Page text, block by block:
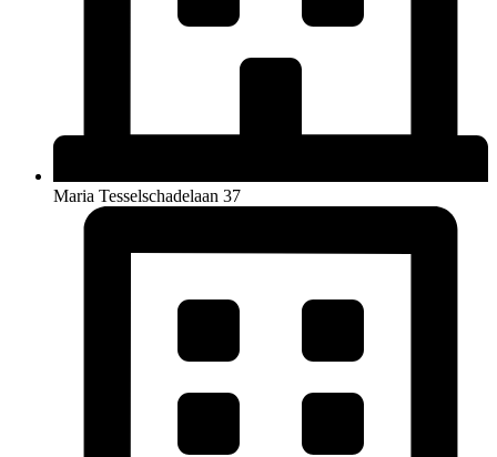
Maria Tesselschadelaan 37